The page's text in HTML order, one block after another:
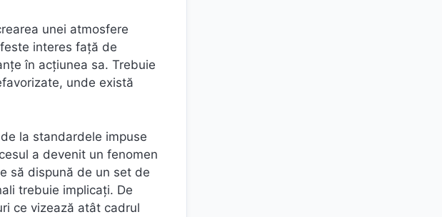
unei atmosfere
interes față de
în acțiunea sa. Trebuie
unde există
la standardele impuse
a devenit un fenomen
să dispună de un set de
trebuie implicați. De
ce vizează atât cadrul